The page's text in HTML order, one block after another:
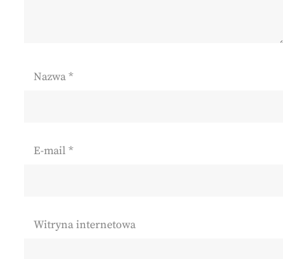
Nazwa *
E-mail *
Witryna internetowa